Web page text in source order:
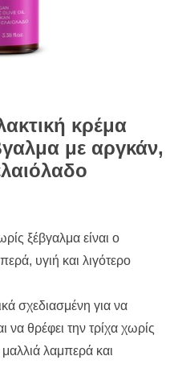
κρέμα
με αργκάν,
ξέβγαλμα είναι ο
υγιή και λιγότερο
σχεδιασμένη για να
να θρέφει την τρίχα χωρίς
λαμπερά και